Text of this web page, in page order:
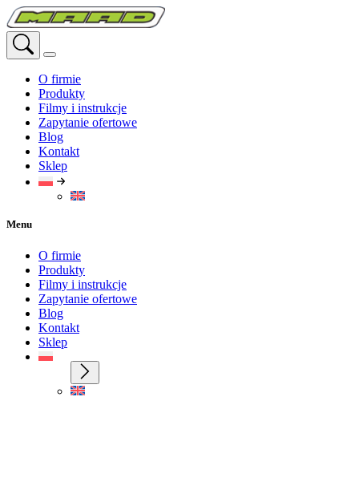
Przejdź
do
treści
O firmie
Produkty
Filmy i instrukcje
Zapytanie ofertowe
Blog
Kontakt
Sklep
Menu
O firmie
Produkty
Filmy i instrukcje
Zapytanie ofertowe
Blog
Kontakt
Sklep